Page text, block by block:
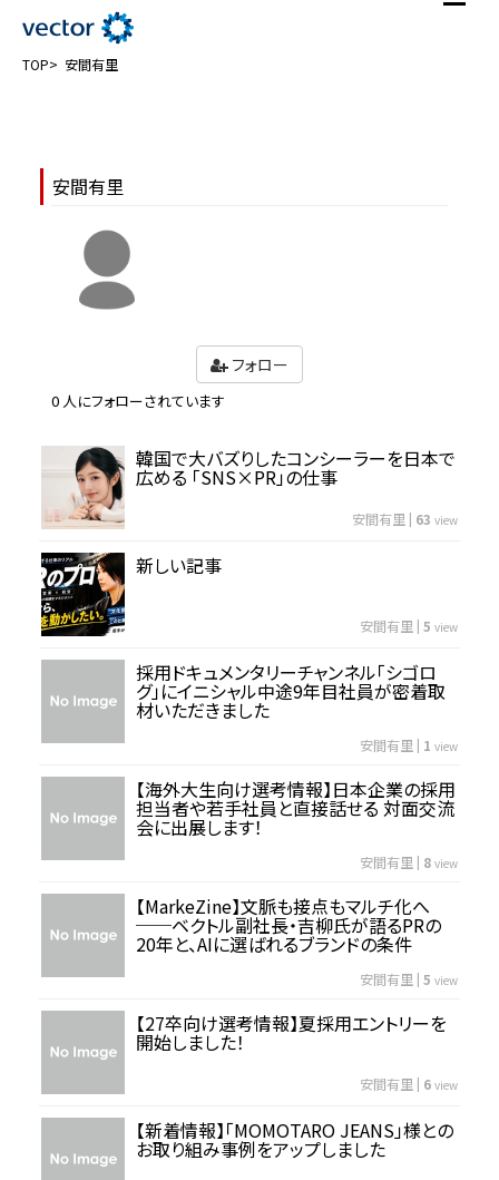
TOP 安間有里
安間有里
フォロー
0 人にフォローされています
韓国で大バズりしたコンシーラーを日本で
広める 「SNS×PR」の仕事
安間有里 | 63 view
新しい記事
安間有里 | 5 view
採用ドキュメンタリーチャンネル「シゴロ
グ」にイニシャル中途9年目社員が密着取
材いただきました
安間有里 | 1 view
【海外大生向け選考情報】日本企業の採用
担当者や若手社員と直接話せる 対面交流
会に出展します！
安間有里 | 8 view
【MarkeZine】文脈も接点もマルチ化へ
──ベクトル副社長・吉柳氏が語るPRの
20年と、AIに選ばれるブランドの条件
安間有里 | 5 view
【27卒向け選考情報】夏採用エントリーを
開始しました！
安間有里 | 6 view
【新着情報】「MOMOTARO JEANS」様との
お取り組み事例をアップしました